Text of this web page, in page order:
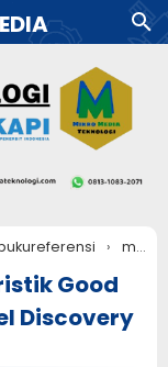
› modulpembelajaran
Good
Discovery